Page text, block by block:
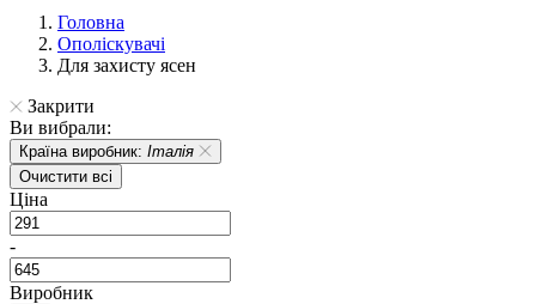
Головна
Ополіскувачі
Для захисту ясен
Закрити
Ви вибрали:
Країна виробник: Італія
Очистити всі
Ціна
-
Виробник